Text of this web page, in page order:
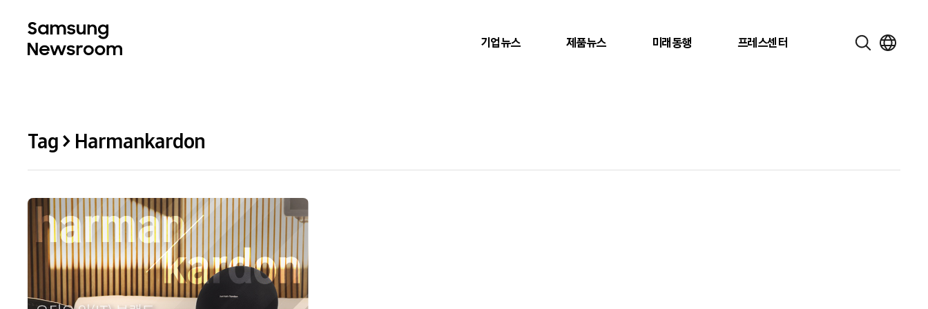
기업뉴스 제품뉴스 미래동행 프레스센터
Tag > Harmankardon